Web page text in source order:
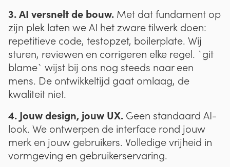
3. AI versnelt de bouw. Met dat fundament op
zijn plek laten we AI het zware tilwerk doen:
repetitieve code, testopzet, boilerplate. Wij
sturen, reviewen en corrigeren elke regel. `git
blame` wijst bij ons nog steeds naar een
mens. De ontwikkeltijd gaat omlaag, de
kwaliteit niet.
4. Jouw design, jouw UX. Geen standaard AI-
look. We ontwerpen de interface rond jouw
merk en jouw gebruikers. Volledige vrijheid in
vormgeving en gebruikerservaring.